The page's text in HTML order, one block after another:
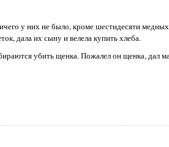
у них не было, кроме шестидесяти
дала их сыну и велела купить хлеба.
убить щенка. Пожалел он щенка, дал